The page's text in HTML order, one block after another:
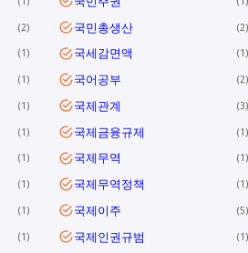
2 국민총생산 2
1 국세감면액 1
1 국어공부 2
1 국제관계 3
1 국제금융규제 1
1 국제무역 1
1 국제무역정책 1
1 국제이주 5
1 국제인권규범 1